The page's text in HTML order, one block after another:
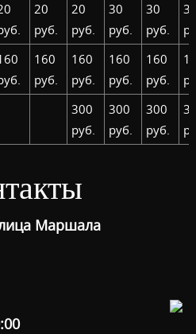
20
руб.
20
руб.
30
руб.
30
руб.
160
руб.
160
руб.
160
руб.
160
руб.
300
руб.
300
руб.
300
руб.
Маршала